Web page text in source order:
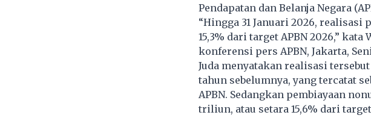
Pendapatan dan Belanja Negara
“Hingga 31 Januari 2026, realisasi
15,3% dari target APBN 2026,”
konferensi pers APBN, Jakarta,
Juda menyatakan realisasi
tahun sebelumnya, yang tercatat
APBN. Sedangkan pembiayaan
triliun, atau setara 15,6% dari target